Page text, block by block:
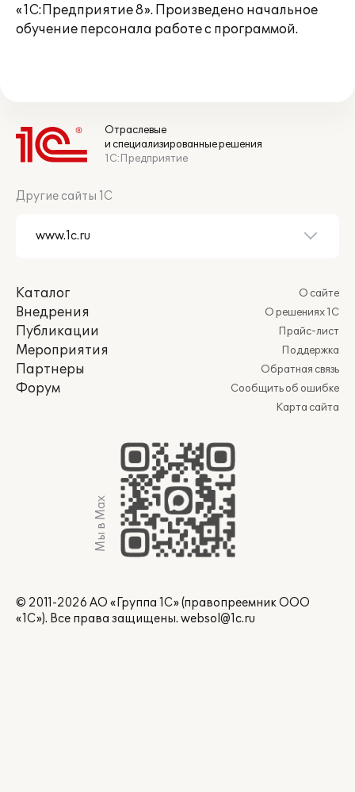
«1С:Предприятие 8». Произведено начальное
обучение персонала работе с программой.
Отраслевые
и специализированные решения
1С:Предприятие
Другие сайты 1С
Каталог
Внедрения
Публикации
Мероприятия
Партнеры
Форум
О сайте
О решениях 1С
Прайс-лист
Поддержка
Обратная связь
Сообщить об ошибке
Карта сайта
Мы в Max
© 2011-2026 АО «Группа 1С» (правопреемник ООО
«1С»). Все права защищены. websol@1c.ru